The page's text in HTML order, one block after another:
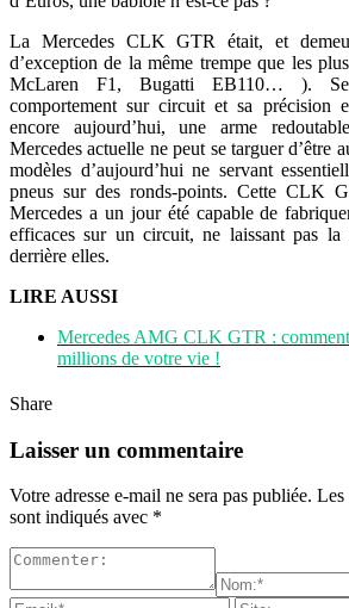
La Mercedes CLK GTR était, et
d’exception de la même trempe que les
McLaren F1, Bugatti EB110… ).
comportement sur circuit et sa précision
encore aujourd’hui, une arme
Mercedes actuelle ne peut se targuer d’être
modèles d’aujourd’hui ne servant
pneus sur des ronds-points. Cette CLK
Mercedes a un jour été capable de
efficaces sur un circuit, ne laissant pas
derrière elles.
LIRE AUSSI
Mercedes AMG CLK GTR :
millions de votre vie !
Share
Laisser un commentaire
Votre adresse e-mail ne sera pas publiée. Les
sont indiqués avec *